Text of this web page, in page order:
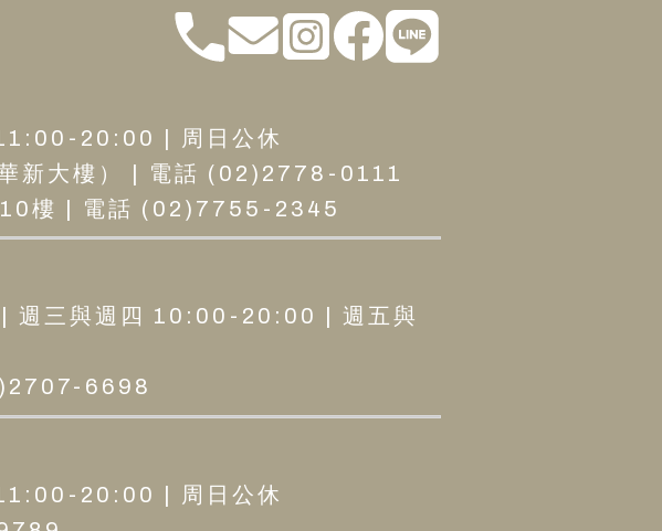
20:00 | 周日公休
新大樓） | 電話 (02)2778-0111
10樓 | 電話 (02)7755-2345
三與週四 10:00-20:00 | 週五與
6698
20:00 | 周日公休